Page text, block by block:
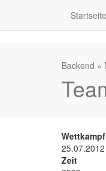
Startseite
Backend »
Wettkampf
Zeit